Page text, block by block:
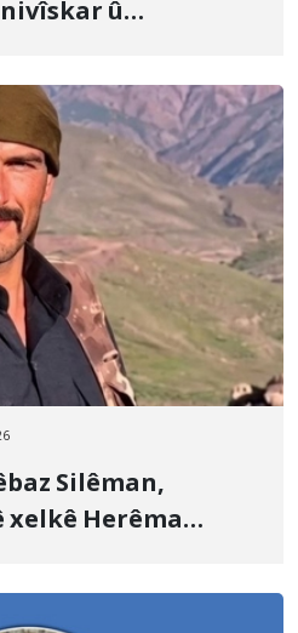
û
Silêman,
Herêma
Îranê hat kuştin